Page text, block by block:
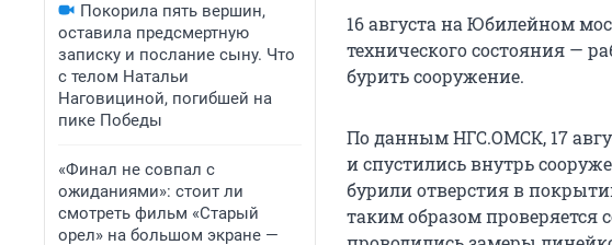
Покорила пять вершин,
оставила предсмертную
записку и послание сыну. Что
с телом Натальи
Наговициной, погибшей на
пике Победы
«Финал не совпал с
ожиданиями»: стоит ли
смотреть фильм «Старый
орел» на большом экране —
16 августа на Юбилейном
технического состояния —
бурить сооружение.
По данным НГС.ОМСК, 17
и спустились внутрь
бурили отверстия в
таким образом проверяется